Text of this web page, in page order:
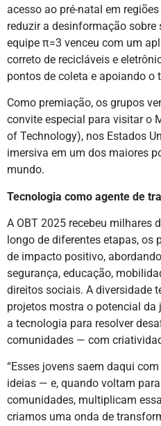
acesso ao pré-natal em
reduzir a desinformação sobre
equipe π=3 venceu com um
correto de recicláveis e
pontos de coleta e apoiando o
Como premiação, os grupos
convite especial para visitar o
of Technology), nos Estados
imersiva em um dos maiores
mundo.
Tecnologia como agente de
A OBT 2025 recebeu milhares
longo de diferentes etapas, os
de impacto positivo,
segurança, educação,
direitos sociais. A diversidade
projetos mostra o potencial da
a tecnologia para resolver
comunidades — com
“Esses jovens saem daqui
ideias — e, quando voltam
comunidades, multiplicam
criamos uma onda de